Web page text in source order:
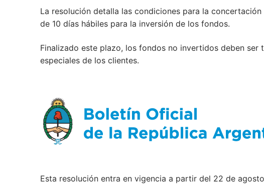
La resolución detalla las condiciones para la
de 10 días hábiles para la inversión de los fondos.
Finalizado este plazo, los fondos no invertidos deben ser
especiales de los clientes.
Esta resolución entra en vigencia a partir del 22 de